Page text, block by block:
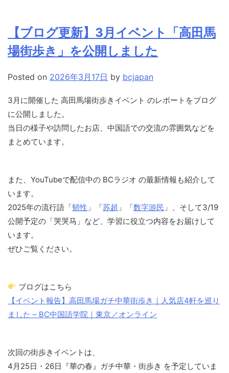
【ブログ更新】3月イベント「高田馬
場街歩き」を公開しました
Posted on 2026年3月17日 by bcjapan
3月に開催した 高田馬場街歩きイベント のレポートをブログ
に公開しました。
当日の様子や訪問したお店、中国語での交流の雰囲気などを
まとめています。
また、YouTubeで配信中の BCラジオ の最新情報も紹介して
います。
2025年の流行語「韧性 」「苏超 」「数字游民 」、そして3/19
公開予定の「哭哭马」など、学習に役立つ内容をお届けして
います。
ぜひご覧ください。
ブログはこちら
【イベント報告】高田馬場ガチ中華街歩き｜人気店4軒を巡り
ました – BC中国語学院｜東京／オンライン
次回の街歩きイベントは、
4月25日・26日『華の春』ガチ中華・街歩き を予定していま